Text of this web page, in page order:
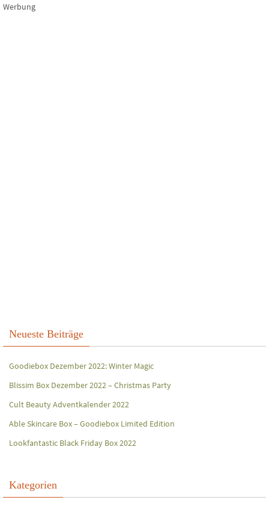
Werbung
Neueste Beiträge
Goodiebox Dezember 2022: Winter Magic
Blissim Box Dezember 2022 – Christmas Party
Cult Beauty Adventkalender 2022
Able Skincare Box – Goodiebox Limited Edition
Lookfantastic Black Friday Box 2022
Kategorien